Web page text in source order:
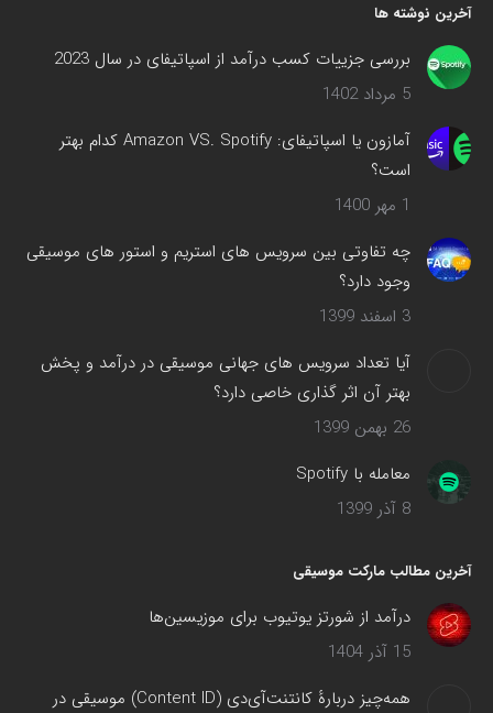
در
پنجره
جدید
می‌شود
آخرین نوشته ها
بررسی جزییات کسب درآمد از اسپاتیفای در سال 2023
5 مرداد 1402
آمازون یا اسپاتیفای: Amazon VS. Spotify کدام بهتر
است؟
1 مهر 1400
چه تفاوتی بین سرویس های استریم و استور های موسیقی
وجود دارد؟
3 اسفند 1399
آیا تعداد سرویس های جهانی موسیقی در درآمد و پخش
بهتر آن اثر گذاری خاصی دارد؟
26 بهمن 1399
معامله با Spotify
8 آذر 1399
آخرین مطالب مارکت موسیقی
درآمد از شورتز یوتیوب برای موزیسین‌ها
15 آذر 1404
همه‌چیز دربارهٔ کانتنت‌آی‌دی (Content ID) موسیقی در